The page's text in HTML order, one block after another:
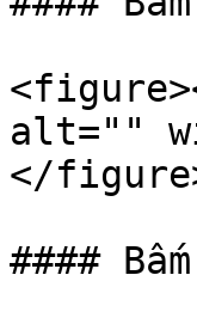
alt=""
</
####